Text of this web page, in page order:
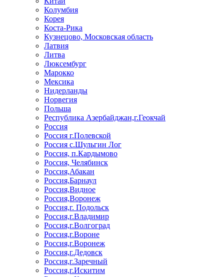
Колумбия
Корея
Коста-Рика
Кузнецово, Московская область
Латвия
Литва
Люксембург
Марокко
Мексика
Нидерланды
Норвегия
Польша
Республика Азербайджан,г.Геокчай
Россия
Россия г.Полевской
Россия с.Шульгин Лог
Россия, п.Кардымово
Россия, Челябинск
Россия,Абакан
Россия,Барнаул
Россия,Видное
Россия,Воронеж
Россия,г. Подольск
Россия,г.Владимир
Россия,г.Волгоград
Россия,г.Вороне
Россия,г.Воронеж
Россия,г.Дедовск
Россия,г.Заречный
Россия,г.Искитим